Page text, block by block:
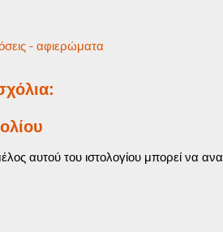
- αφιερώματα
αυτού του ιστολογίου μπορεί να